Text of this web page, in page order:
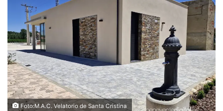
Foto:M.A.C. Velatorio de Santa Cristina